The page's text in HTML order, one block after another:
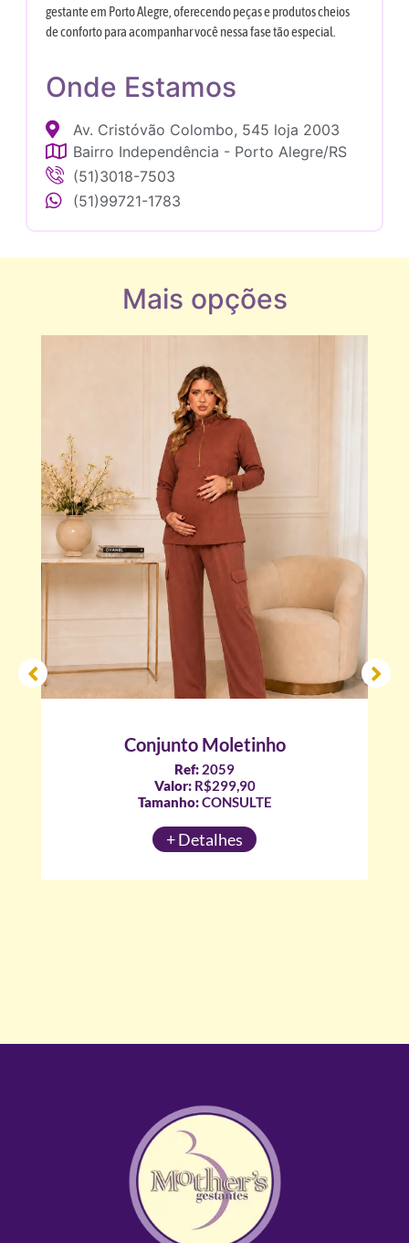
gestante em Porto Alegre, oferecendo peças e produtos cheios
de conforto para acompanhar você nessa fase tão especial.
Onde Estamos
Av. Cristóvão Colombo, 545 loja 2003
Bairro Independência - Porto Alegre/RS
(51)3018-7503
(51)99721-1783
Mais opções
Conjunto Moletinho
Ref: 2059
Valor:R$299,90
Tamanho:CONSULTE
+ Detalhes